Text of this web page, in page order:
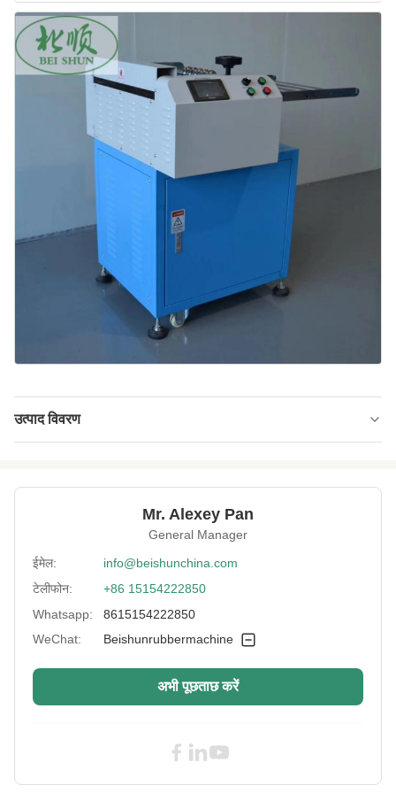
उत्पाद विवरण
Working Width: 1000 मिमी
80 न
Advantage: प्रतिस्पर्धी मूल्य
Rubber: रबर पट्टी कटर
Material: रबड़
Production
लगभग 100 पीस/मिनट
Height Of Blade: 128 मिमी
Mr. Alexey Pan
General Manager
ईमेल:
info@beishunchina.com
टेलीफोन:
+86 15154222850
Whatsapp:
8615154222850
WeChat:
Beishunrubbermachine
अभी पूछताछ करें